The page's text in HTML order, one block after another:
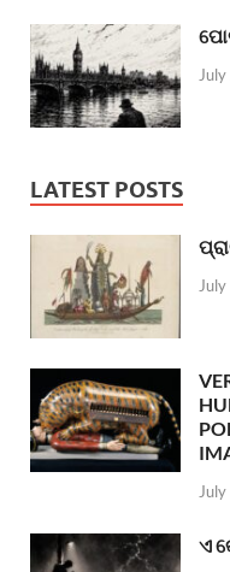
LATEST POSTS
ଏ